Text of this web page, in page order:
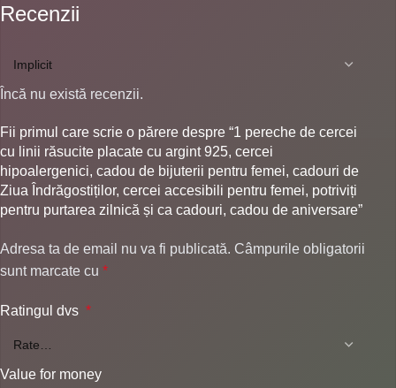
Recenzii
Încă nu există recenzii.
Fii primul care scrie o părere despre “1 pereche de cercei
cu linii răsucite placate cu argint 925, cercei
hipoalergenici, cadou de bijuterii pentru femei, cadouri de
Ziua Îndrăgostiților, cercei accesibili pentru femei, potriviți
pentru purtarea zilnică și ca cadouri, cadou de aniversare”
Adresa ta de email nu va fi publicată. Câmpurile obligatorii
sunt marcate cu*
Ratingul dvs*
Value for money